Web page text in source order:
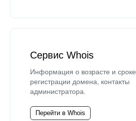
Сервис Whois
Информация о возрасте и сроке
регистрации домена, контакты
администратора.
Перейти в Whois